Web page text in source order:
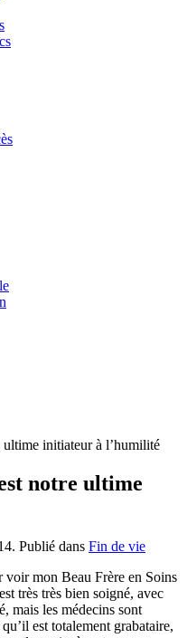
ultime initiateur à l’humilité
notre ultime
. Publié dans Fin de vie
voir mon Beau Frère en Soins
très très bien soigné, avec
mais les médecins sont
est totalement grabataire,